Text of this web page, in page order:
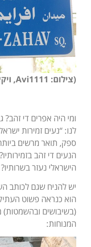
(צילום: Avi1111
,
ומי היה אפרים די
לנו: “נעים זמירות
ספק, תואר מרשים
הנעים די זהב
הישראלי נעזר
יש להניח שגם לכותב
הוא כנראה פשוט
(בשיבושים
המנוחות: